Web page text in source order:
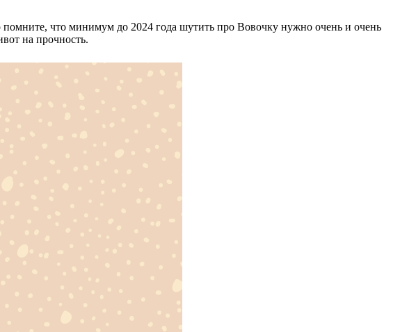
что минимум до 2024 года шутить про Вовочку нужно очень и очень
на прочность.